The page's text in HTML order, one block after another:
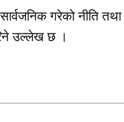
गरेको नीति
उल्लेख छ ।